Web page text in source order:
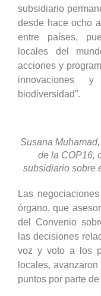
subsidiario
desde hace ocho
entre países,
locales del
acciones y
innovaciones
biodiversidad”.
Susana
de la COP16,
subsidiario sobre
Las
órgano, que
del Convenio
las decisiones
voz y voto a los
locales,
puntos por parte